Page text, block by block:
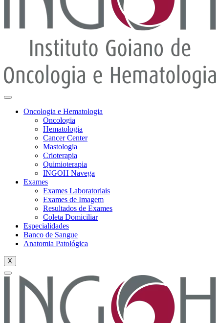
Oncologia e Hematologia
Oncologia
Hematologia
Cancer Center
Mastologia
Crioterapia
Quimioterapia
INGOH Navega
Exames
Exames Laboratoriais
Exames de Imagem
Resultados de Exames
Coleta Domiciliar
Especialidades
Banco de Sangue
Anatomia Patológica
X